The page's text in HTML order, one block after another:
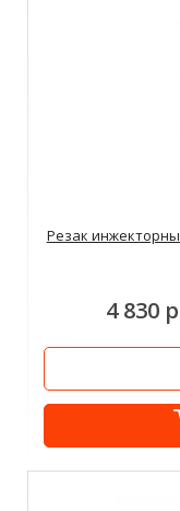
Резак
4 830